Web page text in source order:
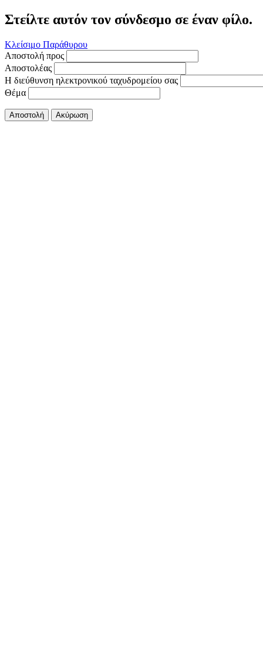
Στείλτε αυτόν τον σύνδεσμο σε έναν φίλο.
Κλείσιμο Παράθυρου
Αποστολή προς
Αποστολέας
Η διεύθυνση ηλεκτρονικού ταχυδρομείου σας
Θέμα
Αποστολή Ακύρωση